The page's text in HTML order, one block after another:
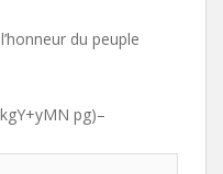
du peuple
pg)–